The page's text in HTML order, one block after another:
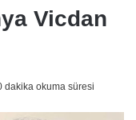
Vicdan
dakika okuma süresi